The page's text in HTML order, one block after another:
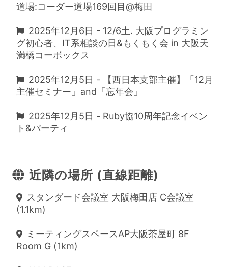
道場:コーダー道場169回目@梅田
2025年12月6日 - 12/6土. 大阪プログラミン
グ初心者、IT系相談の日&もくもく会 in 大阪天
満橋コーボックス
2025年12月5日 - 【西日本支部主催】「12月
主催セミナー」and「忘年会」
2025年12月5日 - Ruby協10周年記念イベン
ト&パーティ
近隣の場所 (直線距離)
スタンダード会議室 大阪梅田店 C会議室
(1.1km)
ミーティングスペースAP大阪茶屋町 8F
Room G (1km)